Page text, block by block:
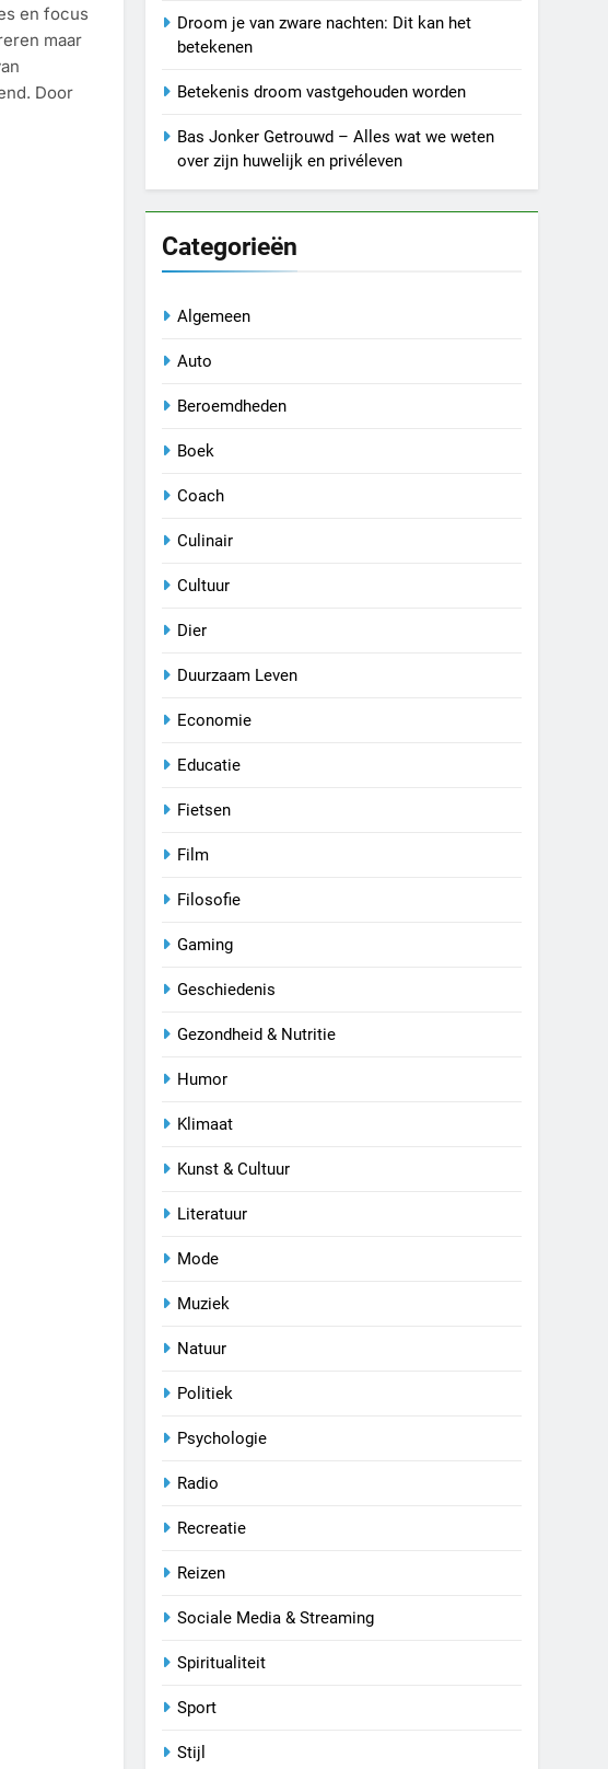
en focus
maar
Door
Droom je van zware nachten: Dit kan het
betekenen
Betekenis droom vastgehouden worden
Bas Jonker Getrouwd – Alles wat we weten
over zijn huwelijk en privéleven
Categorieën
Algemeen
Auto
Beroemdheden
Boek
Coach
Culinair
Cultuur
Dier
Duurzaam Leven
Economie
Educatie
Fietsen
Film
Filosofie
Gaming
Geschiedenis
Gezondheid & Nutritie
Humor
Klimaat
Kunst & Cultuur
Literatuur
Mode
Muziek
Natuur
Politiek
Psychologie
Radio
Recreatie
Reizen
Sociale Media & Streaming
Spiritualiteit
Sport
Stijl